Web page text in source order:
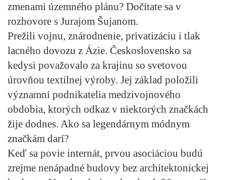
zmenami územného plánu? Dočítate sa v
rozhovore s Jurajom Šujanom.
Prežili vojnu, znárodnenie, privatizáciu i tlak
lacného dovozu z Ázie. Československo sa
kedysi považovalo za krajinu so svetovou
úrovňou textilnej výroby. Jej základ položili
významní podnikatelia medzivojnového
obdobia, ktorých odkaz v niektorých značkách
žije dodnes. Ako sa legendárnym módnym
značkám darí?
Keď sa povie internát, prvou asociáciou budú
zrejme nenápadné budovy bez architektonickej